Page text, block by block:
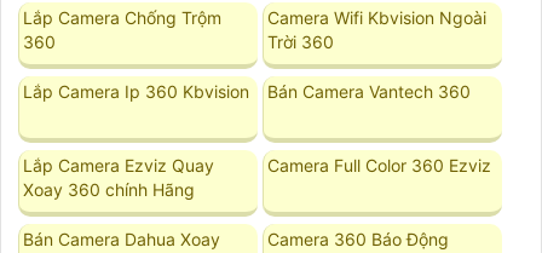
Lắp Camera Chống Trộm
360
Camera Wifi Kbvision Ngoài
Trời 360
Lắp Camera Ip 360 Kbvision Bán Camera Vantech 360
Lắp Camera Ezviz Quay
Xoay 360 chính Hãng
Camera Full Color 360 Ezviz
Bán Camera Dahua Xoay
Camera 360 Báo Động